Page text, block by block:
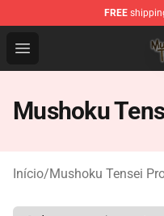
FREE
Open menu
Mushoku Tensei
Mushoku
Início/Mushoku Tensei